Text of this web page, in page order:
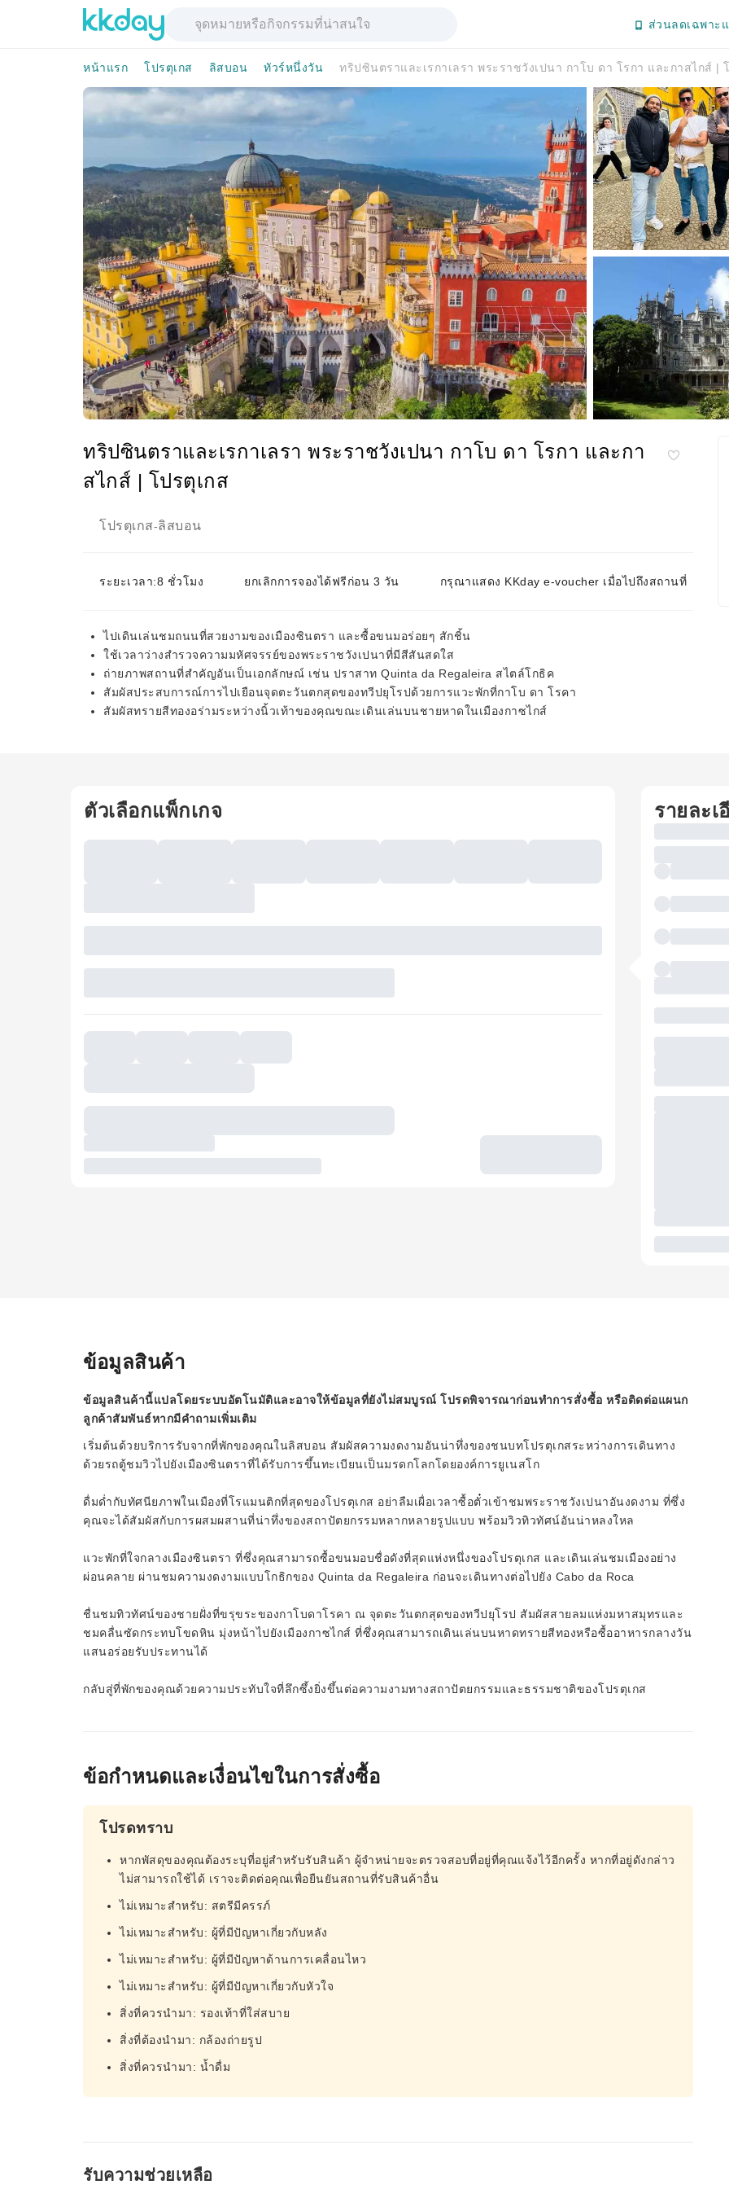
ส่วนลดเฉพาะ
หน้าแรก โปรตุเกส ลิสบอน ทัวร์หนึ่งวัน ทริปซินตราและเรกาเลรา พระราชวังเปนา กาโบ ดา โรกา และกาสไกส์ |
ทริปซินตราและเรกาเลรา พระราชวังเปนา กาโบ ดา โรกา และกา
สไกส์ | โปรตุเกส
โปรตุเกส-ลิสบอน
ระยะเวลา:8 ชั่วโมง ยกเลิกการจองได้ฟรีก่อน 3 วัน กรุณาแสดง KKday e-voucher เมื่อไปถึงสถานที่
ไปเดินเล่นชมถนนที่สวยงามของเมืองซินตรา และซื้อขนมอร่อยๆ สักชิ้น
ใช้เวลาว่างสำรวจความมหัศจรรย์ของพระราชวังเปนาที่มีสีสันสดใส
ถ่ายภาพสถานที่สำคัญอันเป็นเอกลักษณ์ เช่น ปราสาท Quinta da Regaleira สไตล์โกธิค
สัมผัสประสบการณ์การไปเยือนจุดตะวันตกสุดของทวีปยุโรปด้วยการแวะพักที่กาโบ ดา โรคา
สัมผัสทรายสีทองอร่ามระหว่างนิ้วเท้าของคุณขณะเดินเล่นบนชายหาดในเมืองกาซไกส์
ตัวเลือกแพ็กเกจ รายละเ
ข้อมูลสินค้า
ข้อมูลสินค้านี้แปลโดยระบบอัตโนมัติและอาจให้ข้อมูลที่ยังไม่สมบูรณ์ โปรดพิจารณาก่อนทำการสั่งซื้อ หรือติดต่อแผนก
ลูกค้าสัมพันธ์หากมีคำถามเพิ่มเติม
เริ่มต้นด้วยบริการรับจากที่พักของคุณในลิสบอน สัมผัสความงดงามอันน่าทึ่งของชนบทโปรตุเกสระหว่างการเดินทาง
ด้วยรถตู้ชมวิวไปยังเมืองซินตราที่ได้รับการขึ้นทะเบียนเป็นมรดกโลกโดยองค์การยูเนสโก
ดื่มด่ำกับทัศนียภาพในเมืองที่โรแมนติกที่สุดของโปรตุเกส อย่าลืมเผื่อเวลาซื้อตั๋วเข้าชมพระราชวังเปนาอันงดงาม ที่ซึ่ง
คุณจะได้สัมผัสกับการผสมผสานที่น่าทึ่งของสถาปัตยกรรมหลากหลายรูปแบบ พร้อมวิวทิวทัศน์อันน่าหลงใหล
แวะพักที่ใจกลางเมืองซินตรา ที่ซึ่งคุณสามารถซื้อขนมอบชื่อดังที่สุดแห่งหนึ่งของโปรตุเกส และเดินเล่นชมเมืองอย่าง
ผ่อนคลาย ผ่านชมความงดงามแบบโกธิกของ Quinta da Regaleira ก่อนจะเดินทางต่อไปยัง Cabo da Roca
ชื่นชมทิวทัศน์ของชายฝั่งที่ขรุขระของกาโบดาโรคา ณ จุดตะวันตกสุดของทวีปยุโรป สัมผัสสายลมแห่งมหาสมุทรและ
ชมคลื่นซัดกระทบโขดหิน มุ่งหน้าไปยังเมืองกาซไกส์ ที่ซึ่งคุณสามารถเดินเล่นบนหาดทรายสีทองหรือซื้ออาหารกลางวัน
แสนอร่อยรับประทานได้
กลับสู่ที่พักของคุณด้วยความประทับใจที่ลึกซึ้งยิ่งขึ้นต่อความงามทางสถาปัตยกรรมและธรรมชาติของโปรตุเกส
ข้อกำหนดและเงื่อนไขในการสั่งซื้อ
โปรดทราบ
หากพัสดุของคุณต้องระบุที่อยู่สำหรับรับสินค้า ผู้จำหน่ายจะตรวจสอบที่อยู่ที่คุณแจ้งไว้อีกครั้ง หากที่อยู่ดังกล่าว
ไม่สามารถใช้ได้ เราจะติดต่อคุณเพื่อยืนยันสถานที่รับสินค้าอื่น
ไม่เหมาะสำหรับ: สตรีมีครรภ์
ไม่เหมาะสำหรับ: ผู้ที่มีปัญหาเกี่ยวกับหลัง
ไม่เหมาะสำหรับ: ผู้ที่มีปัญหาด้านการเคลื่อนไหว
ไม่เหมาะสำหรับ: ผู้ที่มีปัญหาเกี่ยวกับหัวใจ
สิ่งที่ควรนำมา: รองเท้าที่ใส่สบาย
สิ่งที่ต้องนำมา: กล้องถ่ายรูป
สิ่งที่ควรนำมา: น้ำดื่ม
รับความช่วยเหลือ